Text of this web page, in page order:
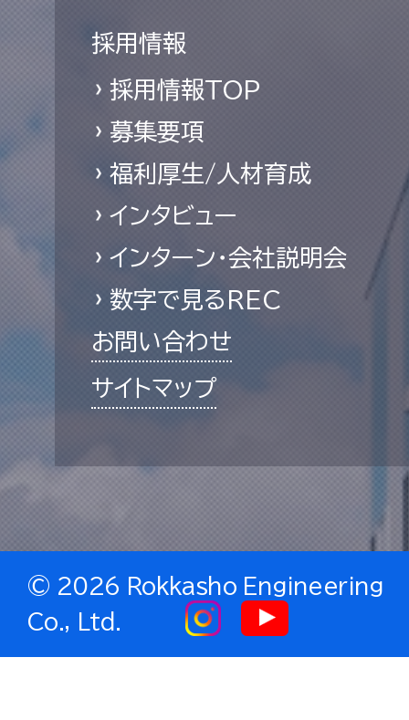
採用情報
採用情報TOP
募集要項
福利厚生/人材育成
インタビュー
インターン・会社説明会
数字で見るREC
お問い合わせ
サイトマップ
© 2026 Rokkasho Engineering
Co., Ltd.